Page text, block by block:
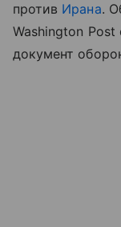
против Ирана.
Washington
документ